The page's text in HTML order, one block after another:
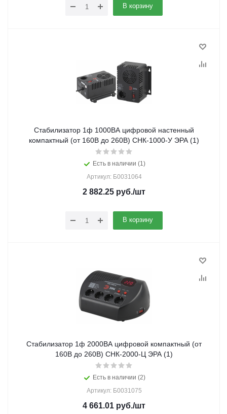
В корзину
Стабилизатор 1ф 1000ВА цифровой настенный
компактный (от 160В до 260В) СНК-1000-У ЭРА (1)
Есть в наличии (1)
Артикул: Б0031064
2 882.25 руб./шт
В корзину
Стабилизатор 1ф 2000ВА цифровой компактный (от
160В до 260В) СНК-2000-Ц ЭРА (1)
Есть в наличии (2)
Артикул: Б0031075
4 661.01 руб./шт